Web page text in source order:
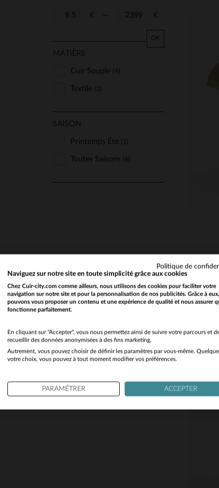
€ €
OK
MATIÈRE
Cuir Souple (4)
Textile (3)
SAISON
Printemps Été (1)
Toutes Saisons (6)
Politique de
Naviguez sur notre site en toute simplicité grâce aux cookies
Chez Cuir-city.com comme ailleurs, nous utilisons des cookies pour faciliter votre
navigation sur notre site et pour la personnalisation de nos publicités. Grâce à
pouvons vous proposer un contenu et une expérience de qualité et nous assurer
fonctionne parfaitement.
En cliquant sur "Accepter", vous nous permettez ainsi de suivre votre parcours et
recueillir des données anonymisées à des fins marketing.
Autrement, vous pouvez choisir de définir les paramètres par vous-même.
votre choix, vous pouvez à tout moment modifier vos préférences.
PARAMÉTRER ACCEPTER